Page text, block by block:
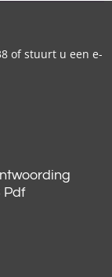
of stuurt u een e-
Pdf